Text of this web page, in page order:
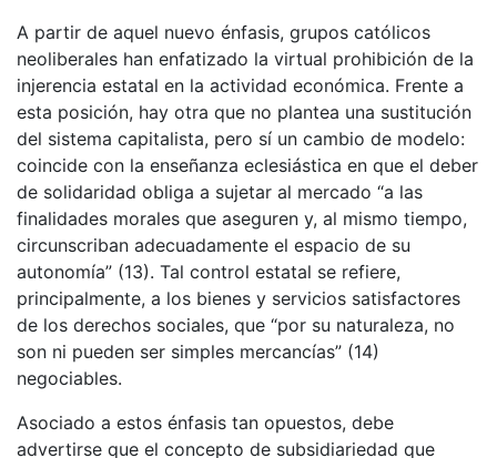
A partir de aquel nuevo énfasis, grupos católicos
neoliberales han enfatizado la virtual prohibición de la
injerencia estatal en la actividad económica. Frente a
esta posición, hay otra que no plantea una sustitución
del sistema capitalista, pero sí un cambio de modelo:
coincide con la enseñanza eclesiástica en que el deber
de solidaridad obliga a sujetar al mercado “a las
finalidades morales que aseguren y, al mismo tiempo,
circunscriban adecuadamente el espacio de su
autonomía” (13). Tal control estatal se refiere,
principalmente, a los bienes y servicios satisfactores
de los derechos sociales, que “por su naturaleza, no
son ni pueden ser simples mercancías” (14)
negociables.
Asociado a estos énfasis tan opuestos, debe
advertirse que el concepto de subsidiariedad que